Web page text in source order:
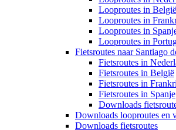
Looproutes in België
Looproutes in
Looproutes in
Looproutes in
Fietsroutes naar Santiago
Fietsroutes in
Fietsroutes in België
Fietsroutes in
Fietsroutes in Spanje
Downloads
Downloads looproutes en
Downloads fietsroutes